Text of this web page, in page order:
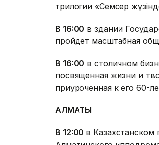
трилогии «Семсер
В 16:00 в здании
пройдет масштабная
В 16:00 в столичном
посвященная жизни и
приуроченная к его 60-
АЛМАТЫ
В 12:00 в Казахстанском